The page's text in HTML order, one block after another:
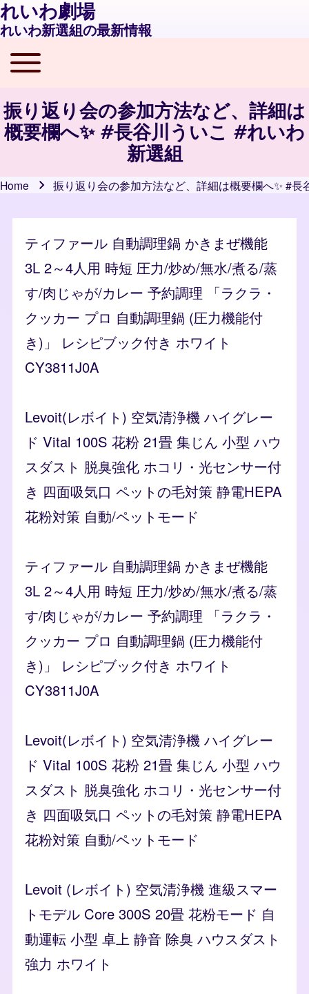
れいわ劇場
れいわ新選組の最新情報
Main navigation
Toggle main menu
振り返り会の参加方法など、詳細は
概要欄へ✨ #長谷川ういこ #れいわ
新選組
Home 振り返り会の参加方法など、詳細は概要欄へ✨ #
ティファール 自動調理鍋 かきまぜ機能
3L 2～4人用 時短 圧力/炒め/無水/煮る/蒸
す/肉じゃが/カレー 予約調理 「ラクラ・
クッカー プロ 自動調理鍋 (圧力機能付
き)」 レシピブック付き ホワイト
CY3811J0A
Levoit(レボイト) 空気清浄機 ハイグレー
ド Vital 100S 花粉 21畳 集じん 小型 ハウ
スダスト 脱臭強化 ホコリ・光センサー付
き 四面吸気口 ペットの毛対策 静電HEPA
花粉対策 自動/ペットモード
ティファール 自動調理鍋 かきまぜ機能
3L 2～4人用 時短 圧力/炒め/無水/煮る/蒸
す/肉じゃが/カレー 予約調理 「ラクラ・
クッカー プロ 自動調理鍋 (圧力機能付
き)」 レシピブック付き ホワイト
CY3811J0A
Levoit(レボイト) 空気清浄機 ハイグレー
ド Vital 100S 花粉 21畳 集じん 小型 ハウ
スダスト 脱臭強化 ホコリ・光センサー付
き 四面吸気口 ペットの毛対策 静電HEPA
花粉対策 自動/ペットモード
Levoit (レボイト) 空気清浄機 進級スマー
トモデル Core 300S 20畳 花粉モード 自
動運転 小型 卓上 静音 除臭 ハウスダスト
強力 ホワイト